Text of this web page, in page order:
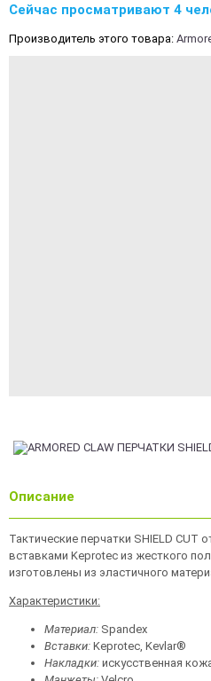
Сейчас просматривают 4
Производитель этого товара:
Описание
Тактические перчатки SHIELD
вставками Keprotec из жесткого
изготовлены из эластичного
Характеристики:
Материал: Spandex
Вставки: Keprotec, Kevlar®
Накладки: искусственная